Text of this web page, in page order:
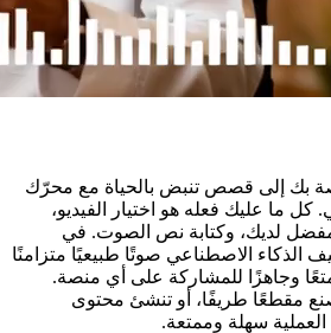
بك إلى قصص تنبض بالحياة مع محرّك
كل ما عليك فعله هو اختيار الفيديو،
لديك، وكتابة نص الصوت. في
الاصطناعي صوتًا طبيعيًا متزامنًا
وجاهزًا للمشاركة على أي منصة.
مقطعًا طريفًا، أو تنشئ محتوى
العملية سهلة وممتعة.